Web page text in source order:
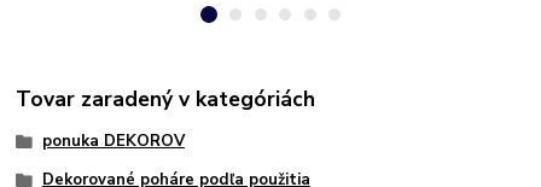
Tovar zaradený v kategóriách
ponuka DEKOROV
Dekorované poháre podľa použitia